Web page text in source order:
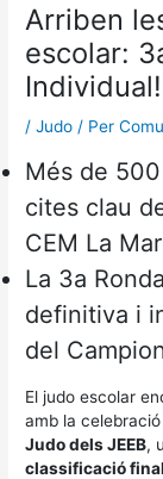
Arriben
escolar:
Individual!
/Judo / Per
Més de
cites clau
CEM La
La 3a
definitiva i
del
El judo escolar
amb la
Judo dels JEEB,
classificació final